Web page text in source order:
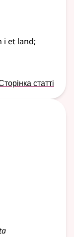
i et land;
статті